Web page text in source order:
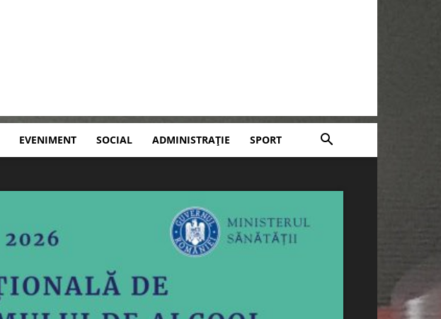
EVENIMENT SOCIAL ADMINISTRAȚIE SPORT